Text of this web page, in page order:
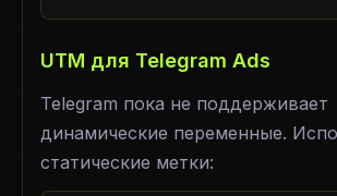
UTM для Telegram Ads
Telegram пока не поддерживает
динамические переменные.
статические метки: